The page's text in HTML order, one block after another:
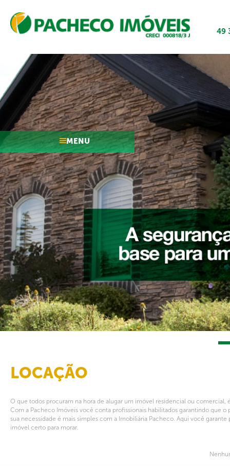
49
MENU
LOCAÇÃO
O que todos procuram na hora de alugar um imóvel residencial ou
Com a Pacheco Imóveis você conta profissionais habilitados garantindo que
sua necessidade é mais simples com a Imobiliária Pacheco. Aqui você
imóvel certo para morar.